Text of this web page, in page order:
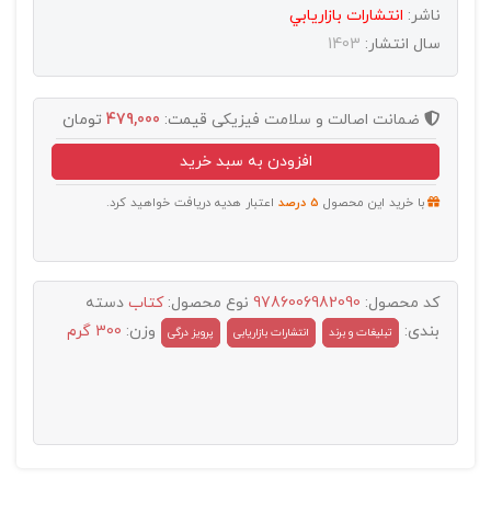
ناشر: انتشارات بازاريابي
سال انتشار: 1403
ضمانت اصالت و سلامت فیزیکی قیمت: 479,000 تومان
افزودن به سبد خرید
با خرید این محصول 5 درصد اعتبار هدیه دریافت خواهید کرد.
کد محصول: 9786006982090 نوع محصول:کتاب دسته
بندی:
تبليغات و برند انتشارات بازاریابی پرویز درگی وزن: 300 گرم